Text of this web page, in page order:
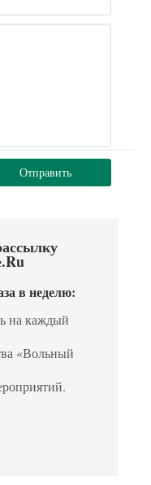
Отправить
в неделю:
на каждый
«Вольный